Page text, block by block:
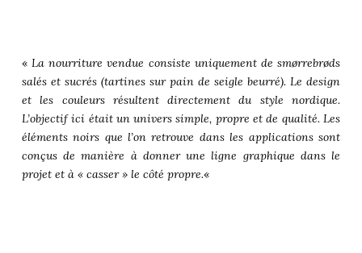
«La nourriture vendue consiste uniquement de smørrebrøds
salés et sucrés (tartines sur pain de seigle beurré). Le design
et les couleurs résultent directement du style nordique.
L’objectif ici était un univers simple, propre et de qualité. Les
éléments noirs que l’on retrouve dans les applications sont
conçus de manière à donner une ligne graphique dans le
projet et à « casser » le côté propre.«